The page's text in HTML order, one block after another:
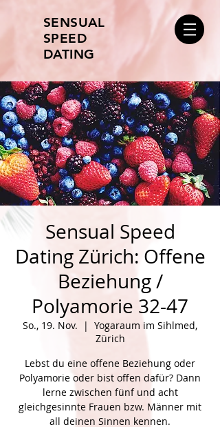
SENSUAL
SPEED
DATING
Sensual Speed
Dating Zürich: Offene
Beziehung /
Polyamorie 32-47
So., 19. Nov.
  |
Yogaraum im Sihlmed,
Zürich
Lebst du eine offene Beziehung oder
Polyamorie oder bist offen dafür? Dann
lerne zwischen fünf und acht
gleichgesinnte Frauen bzw. Männer mit